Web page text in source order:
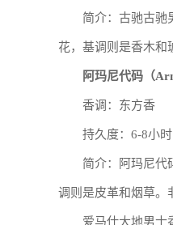
简介：古驰古驰
花，基调则是香木和
阿玛尼代码（
香调：东方香
持久度：6-8小时
简介：阿玛尼代
调则是皮革和烟草。
爱马仕大地男士